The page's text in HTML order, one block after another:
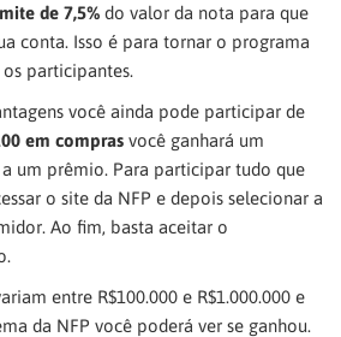
de 7,5% do valor da nota para que
conta. Isso é para tornar o programa
participantes.
você ainda pode participar de
em compras você ganhará um
um prêmio. Para participar tudo que
o site da NFP e depois selecionar a
Ao fim, basta aceitar o
entre R$100.000 e R$1.000.000 e
da NFP você poderá ver se ganhou.